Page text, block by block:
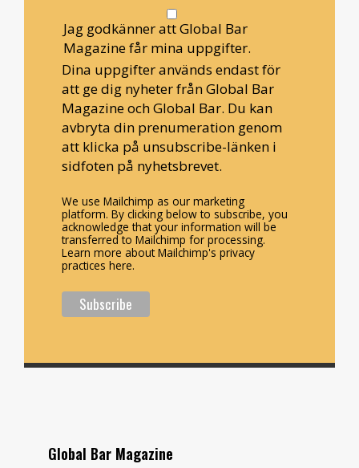
Jag godkänner att Global Bar
Magazine får mina uppgifter.
Dina uppgifter används endast för
att ge dig nyheter från Global Bar
Magazine och Global Bar. Du kan
avbryta din prenumeration genom
att klicka på unsubscribe-länken i
sidfoten på nyhetsbrevet.
We use Mailchimp as our marketing
platform. By clicking below to subscribe, you
acknowledge that your information will be
transferred to Mailchimp for processing.
Learn more about Mailchimp's privacy
practices here.
Global Bar Magazine